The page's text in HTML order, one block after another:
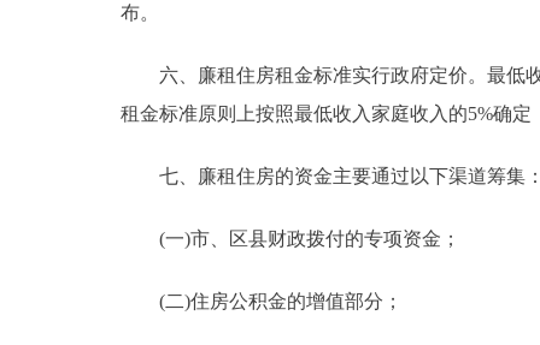
布。
六、廉租住房租金标准实行政府定价。最低收
租金标准原则上按照最低收入家庭收入的5%确
七、廉租住房的资金主要通过以下渠道筹集
(一)市、区县财政拨付的专项资金；
(二)住房公积金的增值部分；